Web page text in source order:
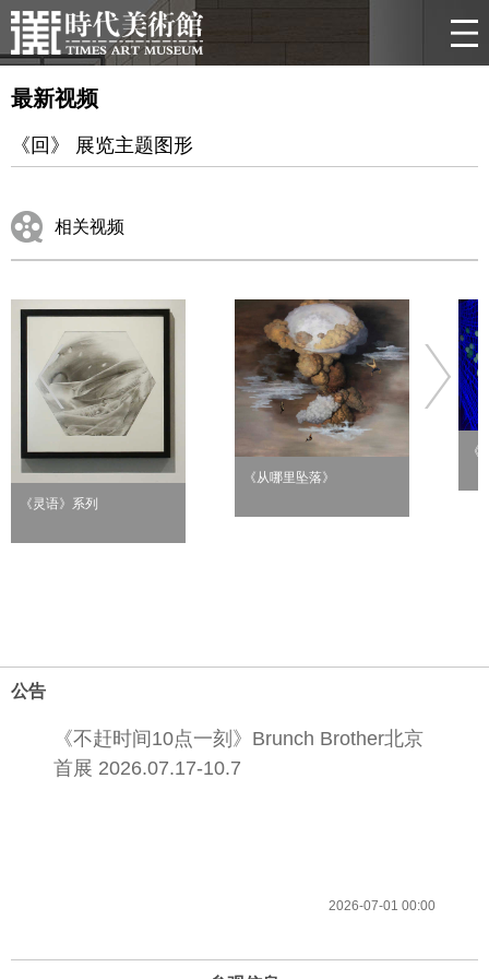
最新视频
《回》 展览主题图形
相关视频
《灵语》系列
《从哪里坠落》
《
公告
《不赶时间10点一刻》Brunch Brother北京
首展 2026.07.17-10.7
2026-07-01 00:00